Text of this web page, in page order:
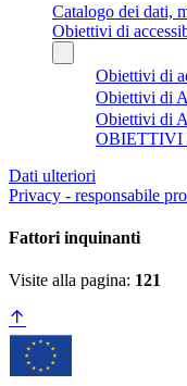
Catalogo dei dati,
Obiettivi di
Obiettivi di
Obiettivi di
Obiettivi di
OBIETTIVI
Dati ulteriori
Privacy - responsabile
Fattori inquinanti
Visite alla pagina: 121